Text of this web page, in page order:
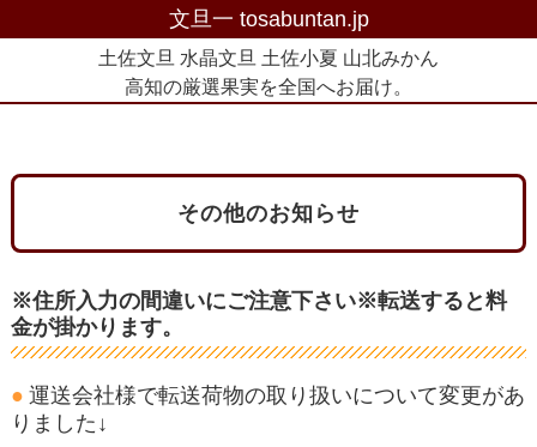
文旦一 tosabuntan.jp
土佐文旦 水晶文旦 土佐小夏 山北みかん
高知の厳選果実を全国へお届け。
その他のお知らせ
※住所入力の間違いにご注意下さい※転送すると料
金が掛かります。
運送会社様で転送荷物の取り扱いについて変更があ
りました↓